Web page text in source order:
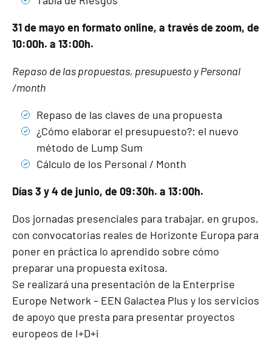
31 de mayo en formato online, a través de zoom, de
10:00h. a 13:00h.
Repaso de las propuestas, presupuesto y Personal
/month
Repaso de las claves de una propuesta
¿Cómo elaborar el presupuesto?: el nuevo
método de Lump Sum
Cálculo de los Personal / Month
Días 3 y 4 de junio, de 09:30h. a 13:00h.
Dos jornadas presenciales para trabajar, en grupos,
con convocatorias reales de Horizonte Europa para
poner en práctica lo aprendido sobre cómo
preparar una propuesta exitosa.
Se realizará una presentación de la Enterprise
Europe Network – EEN Galactea Plus y los servicios
de apoyo que presta para presentar proyectos
europeos de I+D+i